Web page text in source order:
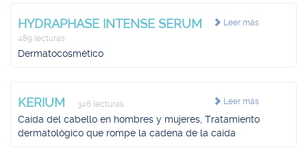
Leer más
HYDRAPHASE INTENSE SERUM
489 lecturas
Dermatocosmético
Leer más
KERIUM 346 lecturas
Caída del cabello en hombres y mujeres, Tratamiento
dermatológico que rompe la cadena de la caída